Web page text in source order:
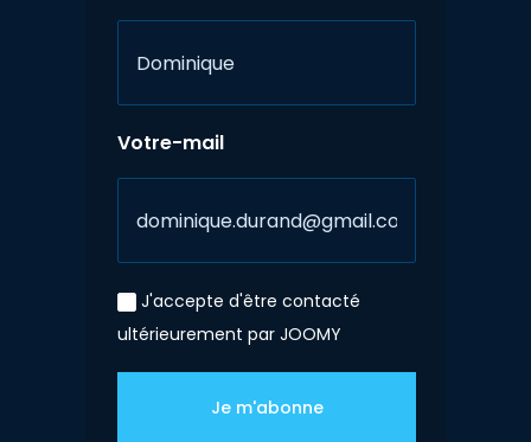
Votre-mail
J'accepte d'être contacté
ultérieurement par JOOMY